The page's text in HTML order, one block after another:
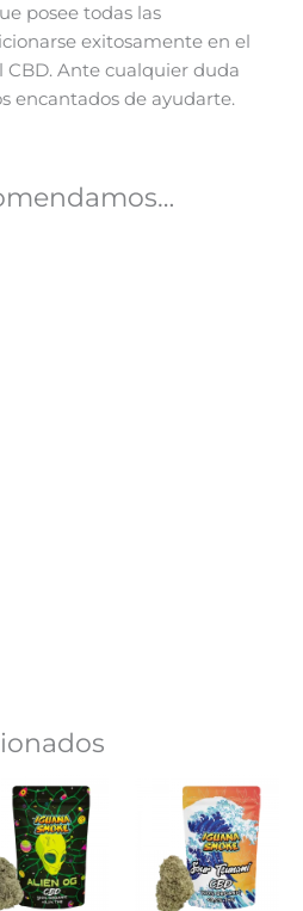
posee todas las
exitosamente en el
Ante cualquier duda
encantados de ayudarte.